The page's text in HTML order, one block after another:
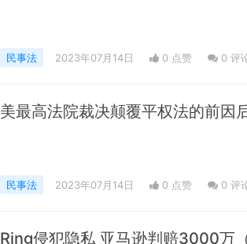
民事法 2023年07月14日 0 点赞 0 评
美最高法院裁决颠覆平权法的前因
民事法 2023年07月14日 0 点赞 0 评
Ring侵犯隐私 亚马逊判赔3000万（